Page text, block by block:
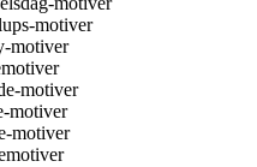
motiver
motiver
motiver
motiver
motiver